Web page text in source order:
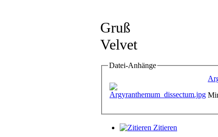
Gruß
Velvet
Datei-Anhänge
Zitieren